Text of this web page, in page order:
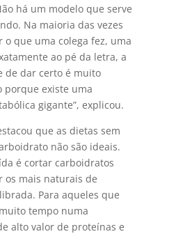
há um modelo que serve
Na maioria das vezes
o que uma colega fez, uma
ao pé da letra, a
de dar certo é muito
porque existe uma
gigante”, explicou.
que as dietas sem
não são ideais.
é cortar carboidratos
os mais naturais de
Para aqueles que
tempo numa
alto valor de proteínas e